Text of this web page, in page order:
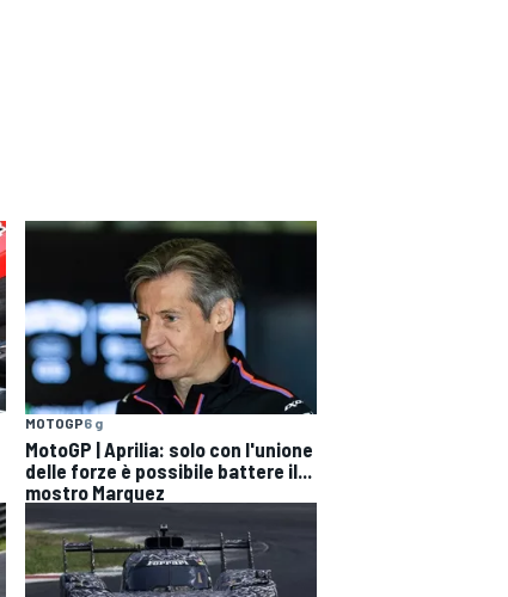
MOTOGP6 g
MotoGP | Aprilia: solo con l'unione
delle forze è possibile battere il...
mostro Marquez